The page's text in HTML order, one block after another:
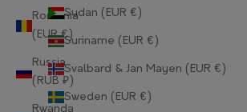
Romania
(EUR €)
Russia
(RUB ₽)
Rwanda
Sudan (EUR €)
Suriname (EUR €)
Svalbard & Jan Mayen (EUR €)
Sweden (EUR €)
Iceland (EUR €)
India (EUR €)
Indonesia (EUR €)